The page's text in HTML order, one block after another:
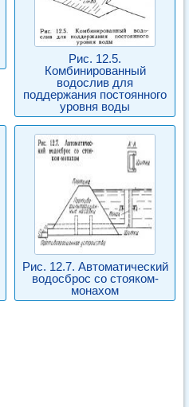
Рис. 12.5.
Комбинированный
водослив для
поддержания постоянного
уровня воды
Рис. 12.7. Автоматический
водосброс со стояком-
монахом